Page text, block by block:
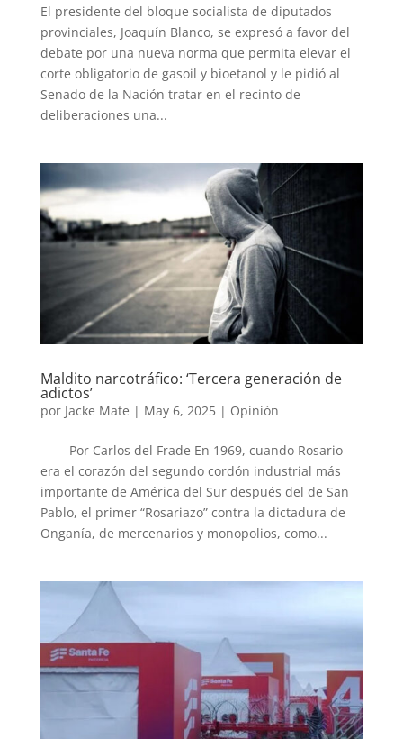
El presidente del bloque socialista de diputados
provinciales, Joaquín Blanco, se expresó a favor del
debate por una nueva norma que permita elevar el
corte obligatorio de gasoil y bioetanol y le pidió al
Senado de la Nación tratar en el recinto de
deliberaciones una...
Maldito narcotráfico: ‘Tercera generación de
adictos’
por Jacke Mate | May 6, 2025| Opinión
Por Carlos del Frade En 1969, cuando Rosario
era el corazón del segundo cordón industrial más
importante de América del Sur después del de San
Pablo, el primer “Rosariazo” contra la dictadura de
Onganía, de mercenarios y monopolios, como...